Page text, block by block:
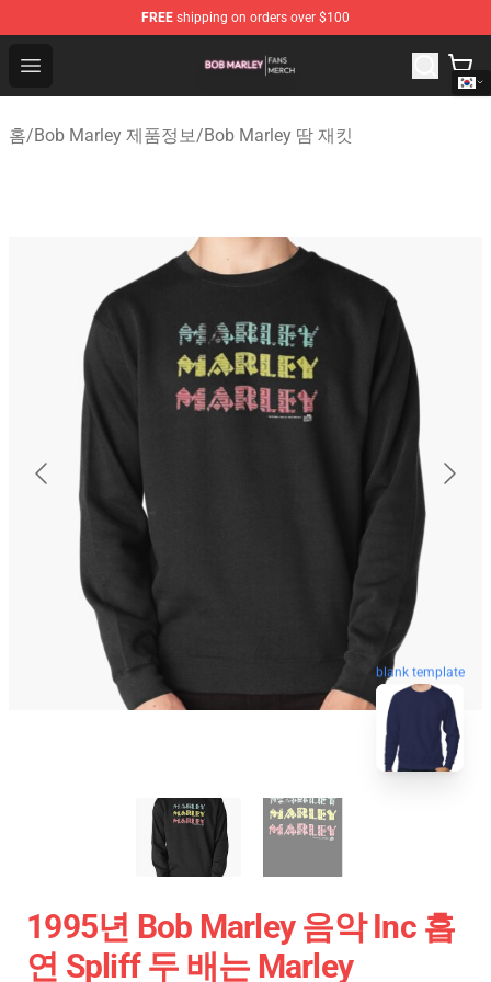
FREE shipping on orders over $100
Open menu
Bob Marley Shop - Official Bob Marley Merchandise
홈/Bob Marley 제품정보/Bob Marley 땀 재킷
blank template
1995년 Bob Marley 음악 Inc 흡
연 Spliff 두 배는 Marley